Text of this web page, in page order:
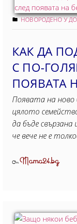
НОВОРОДЕНО У
КАК ДА
С ПО-
ПОЯВАТА
Появата на ново
цялото
да бъде свързана
че вече не е
ОтMama24.bg